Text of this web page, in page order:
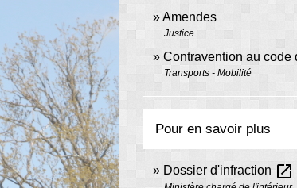
Amendes
Justice
Contravention au code
Transports - Mobilité
Pour en savoir plus
Dossier d'infraction open_in_new